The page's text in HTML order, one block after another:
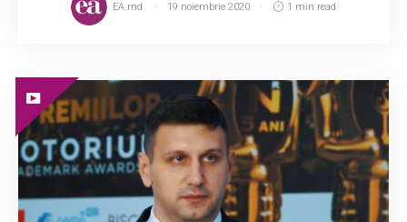
EA.md 19 noiembrie 2020 1 min read